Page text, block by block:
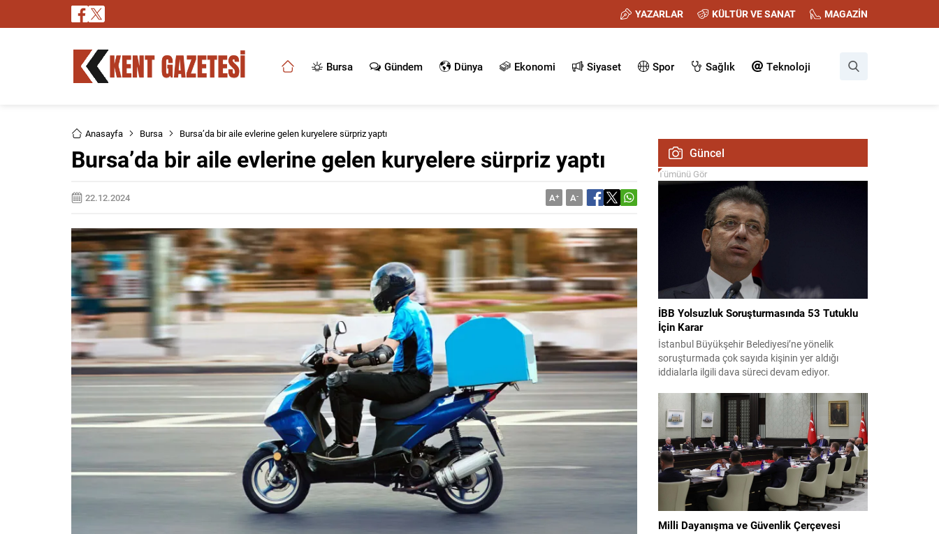
YAZARLAR KÜLTÜR VE SANAT MAGAZİN
Bursa Gündem Dünya Ekonomi Siyaset Spor Sağlık Teknoloji
Anasayfa Bursa Bursa’da bir aile evlerine gelen kuryelere sürpriz yaptı
Bursa’da bir aile evlerine gelen kuryelere sürpriz yaptı
22.12.2024 A+ A-
Güncel
Tümünü Gör
İBB Yolsuzluk Soruşturmasında 53 Tutuklu
İçin Karar
İstanbul Büyükşehir Belediyesi’ne yönelik
soruşturmada çok sayıda kişinin yer aldığı
iddialarla ilgili dava süreci devam ediyor.
sanıkların tutukluluk hallerini ayrı ayrı
değerlendirdi. İnceleme sonucunda, aralarında
Ekrem İmamoğlu’nun da bulunduğu 53 tutuklu
hakkında tutukluluk hallerinin sürdürülmesine
karar verildi. İddialar ve değerlendirilen talepler
Soruşturma kapsamında sanıklara yöneltilen...
Milli Dayanışma ve Güvenlik Çerçevesi